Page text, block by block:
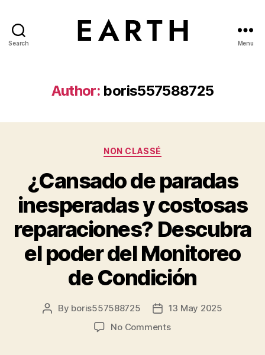
Search Menu
Author: boris557588725
Categories
NON CLASSÉ
¿Cansado de paradas
inesperadas y costosas
reparaciones? Descubra
el poder del Monitoreo
de Condición
Post
By boris557588725
Post13 May 2025
No Commentson